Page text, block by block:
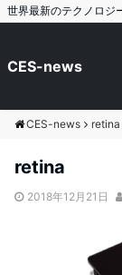
世界最新のテクノロジ
CES-news
CES-news retina
retina
2018年12月21日